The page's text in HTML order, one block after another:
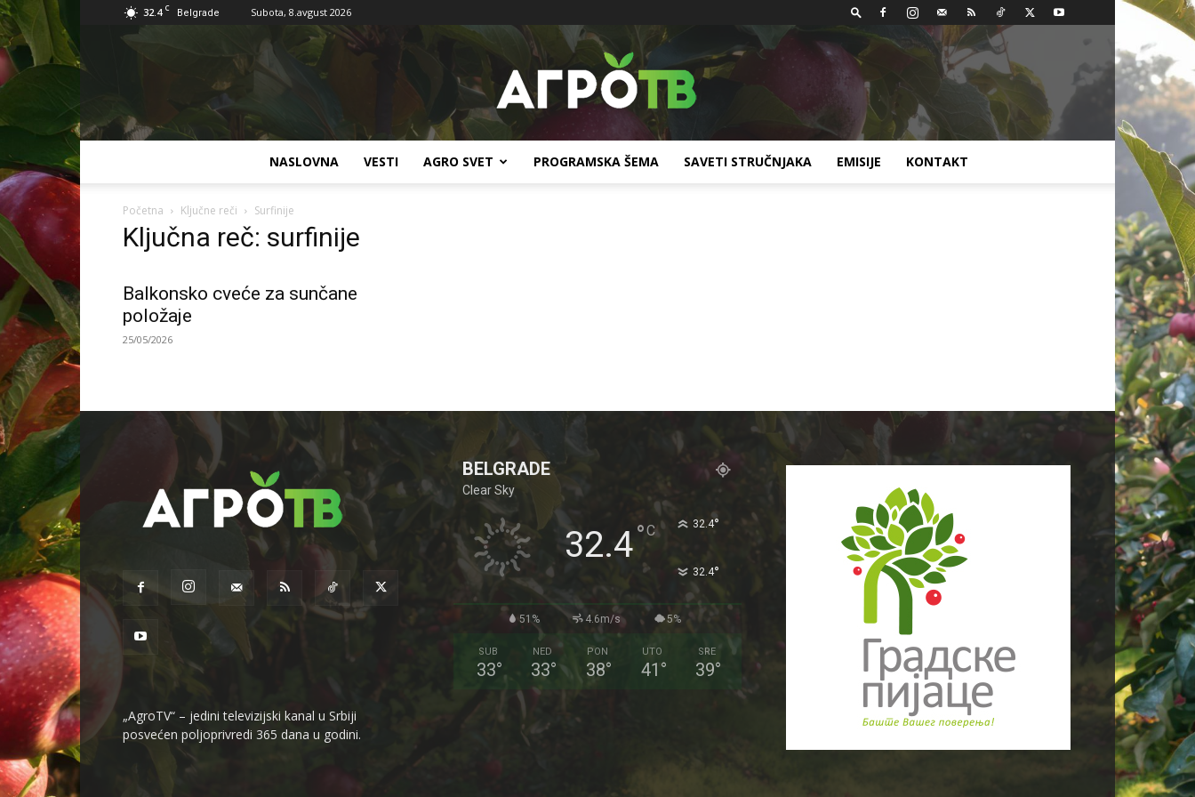
32.4 C Belgrade Subota, 8.avgust 2026
NASLOVNA VESTI AGRO SVET PROGRAMSKA ŠEMA SAVETI STRUČNJAKA EMISIJE KONTAKT
Početna Ključne reči Surfinije
Ključna reč: surfinije
Balkonsko cveće za sunčane
položaje
25/05/2026
„AgroTV“ – jedini televizijski kanal u Srbiji
posvećen poljoprivredi 365 dana u godini.
BELGRADE
Clear Sky
32.4°C 32.4°
32.4°
51% 4.6m/s 5%
SUB
33°
NED
33°
PON
38°
UTO
41 °
SRE
39°